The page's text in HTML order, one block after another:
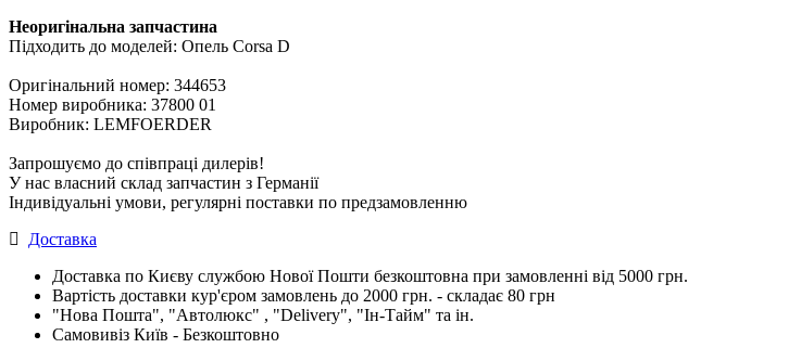
Неоригінальна запчастина
Підходить до моделей: Опель Corsa D
Оригінальний номер: 344653
Номер виробника: 37800 01
Виробник: LEMFOERDER
Запрошуємо до співпраці дилерів!
У нас власний склад запчастин з Германії
Індивідуальні умови, регулярні поставки по предзамовленню
Доставка
Доставка по Києву службою Нової Пошти безкоштовна при замовленні від 5000 грн.
Вартість доставки кур'єром замовлень до 2000 грн. - складає 80 грн
"Нова Пошта", "Автолюкс" , "Delivery", "Iн-Тайм" та ін.
Самовивіз Київ - Безкоштовно